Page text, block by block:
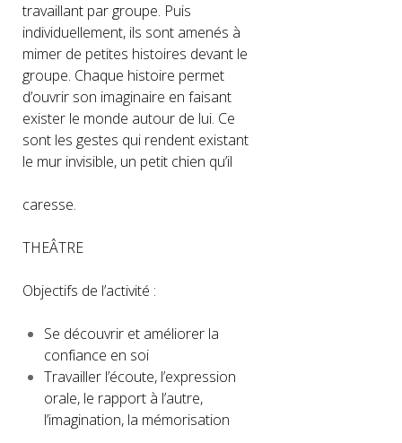
travaillant par groupe. Puis
individuellement, ils sont amenés à
mimer de petites histoires devant le
groupe. Chaque histoire permet
d’ouvrir son imaginaire en faisant
exister le monde autour de lui. Ce
sont les gestes qui rendent existant
le mur invisible, un petit chien qu’il
caresse.
THEÂTRE
Objectifs de l’activité :
Se découvrir et améliorer la
confiance en soi
Travailler l’écoute, l’expression
orale, le rapport à l’autre,
l’imagination, la mémorisation